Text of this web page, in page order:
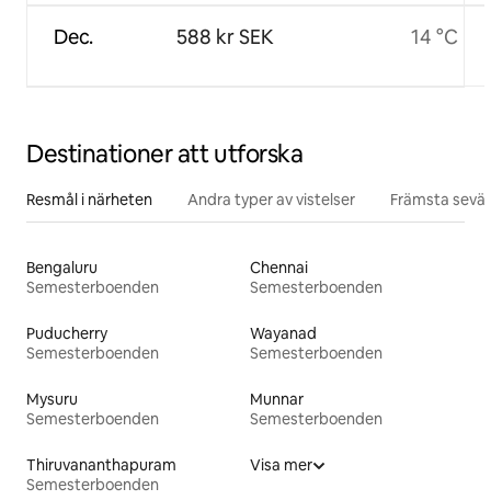
Dec. 588 kr SEK 14 °C
Destinationer att utforska
Resmål i närheten Andra typer av vistelser Främsta
Bengaluru
Semesterboenden
Chennai
Semesterboenden
Puducherry
Semesterboenden
Wayanad
Semesterboenden
Mysuru
Semesterboenden
Munnar
Semesterboenden
Thiruvananthapuram
Semesterboenden
Visa mer